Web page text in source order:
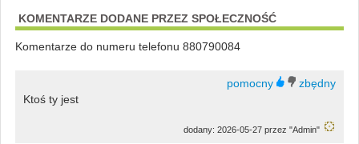
KOMENTARZE DODANE PRZEZ SPOŁECZNOŚĆ
Komentarze do numeru telefonu 880790084
Ktoś ty jest
dodany: 2026-05-27 przez "Admin"